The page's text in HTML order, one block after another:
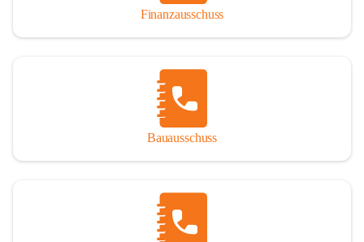
Finanzausschuss
Bauausschuss